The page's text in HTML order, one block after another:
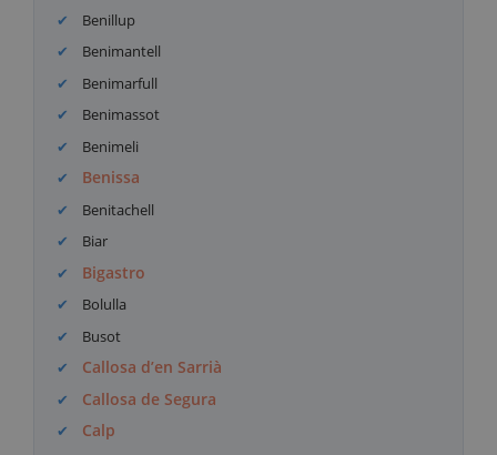
Benillup
Benimantell
Benimarfull
Benimassot
Benimeli
Benissa
Benitachell
Biar
Bigastro
Bolulla
Busot
Callosa d’en Sarrià
Callosa de Segura
Calp